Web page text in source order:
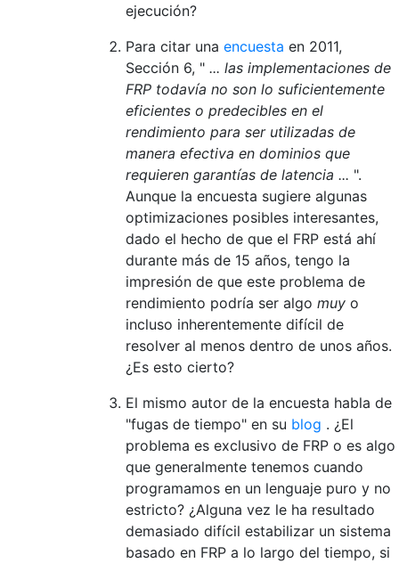
ejecución?
Para citar una encuesta en 2011,
Sección 6, " ... las implementaciones de
FRP todavía no son lo suficientemente
eficientes o predecibles en el
rendimiento para ser utilizadas de
manera efectiva en dominios que
requieren garantías de latencia ... ".
Aunque la encuesta sugiere algunas
optimizaciones posibles interesantes,
dado el hecho de que el FRP está ahí
durante más de 15 años, tengo la
impresión de que este problema de
rendimiento podría ser algo muy o
incluso inherentemente difícil de
resolver al menos dentro de unos años.
¿Es esto cierto?
El mismo autor de la encuesta habla de
"fugas de tiempo" en su blog . ¿El
problema es exclusivo de FRP o es algo
que generalmente tenemos cuando
programamos en un lenguaje puro y no
estricto? ¿Alguna vez le ha resultado
demasiado difícil estabilizar un sistema
basado en FRP a lo largo del tiempo, si